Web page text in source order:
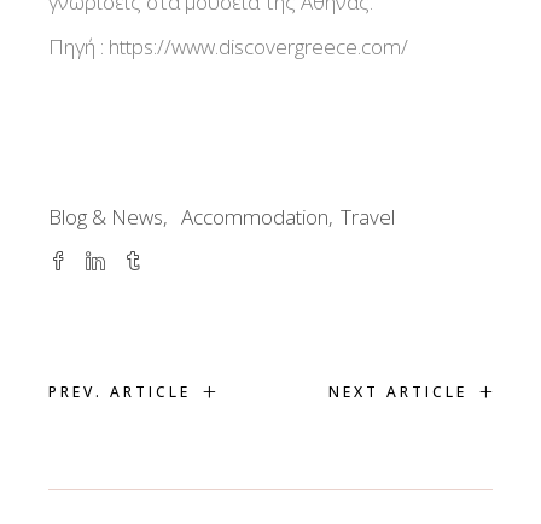
Πηγή : https://www.discovergreece.com/
Blog & News Accommodation Travel
PREV. ARTICLE + NEXT ARTICLE +